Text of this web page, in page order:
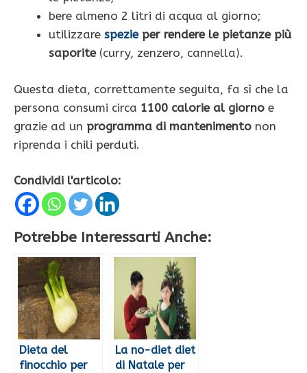
bere almeno 2 litri di acqua al giorno;
utilizzare spezieper rendere le pietanze più
saporite(curry, zenzero, cannella).
Questa dieta, correttamente seguita, fa sì che la
persona consumi circa 1100 calorie al giorno e
grazie ad un programma di mantenimento non
riprenda i chili perduti.
Condividi l'articolo:
Potrebbe Interessarti Anche:
Dieta del
finocchio per
La no-diet diet
di Natale per